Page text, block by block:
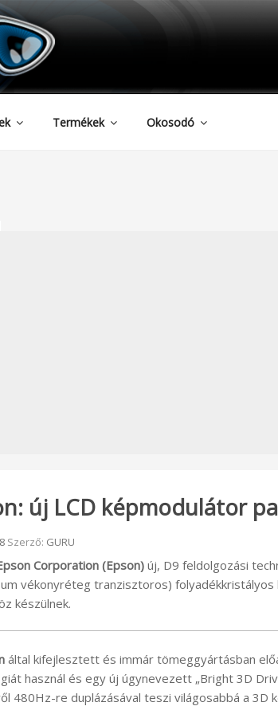
Termékek Okosodó
új LCD képmodulátor
Szerző: GURU
Corporation (Epson) új, D9 feldolgozási
vékonyréteg tranzisztoros)
készülnek.
által kifejlesztett és immár tömeggyártásban
használ és egy új úgynevezett „Bright 3D
480Hz-re duplázásával teszi világosabbá a 3D